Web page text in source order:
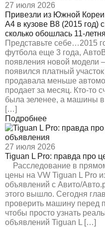
27 июля 2026
Привезли из Южной
A4 в кузове B8 (2015
сколько обошлась 11-
Представьте себе…2015
футбола еще 3 года,
появления новой модели
появился платный
продавала меньше
продает за месяц. Кто-то
была зеленее, а машины
[…]
Подробнее
27 июля 2026
Tiguan L Pro: правда про
Расследование в
цены на VW Tiguan L Pro
объявлений с Авито/
этого вышло. Сегодня
проверить машину перед
чтобы просто узнать
объявлений Tiguan L […]